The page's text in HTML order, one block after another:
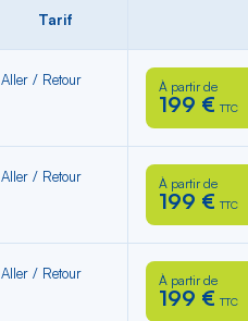
Tarif
Aller / Retour À partir de
199 € TTC
Aller / Retour À partir de
199 € TTC
Aller / Retour À partir de
199 € TTC